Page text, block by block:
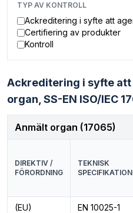
TYP AV KONTROLL
Ackreditering i syfte att
Certifiering av produkter
Kontroll
Ackreditering i syfte
organ, SS-EN ISO/IEC
Anmält organ (17065)
DIREKTIV /
FÖRORDNING
TEKNISK
SPECIFIKATION
(EU)
EN 10025-1